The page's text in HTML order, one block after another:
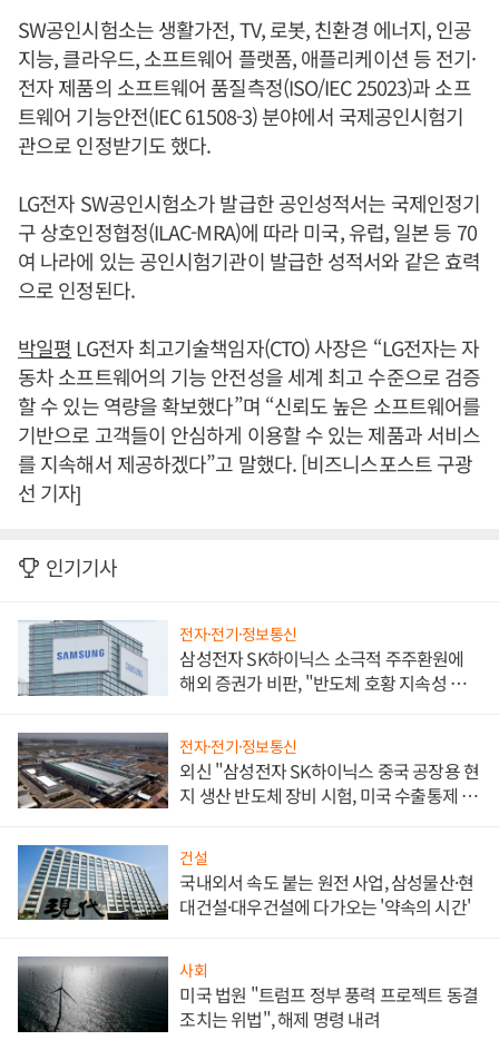
SW공인시험소는 생활가전, TV, 로봇, 친환경 에너지, 인공
지능, 클라우드, 소프트웨어 플랫폼, 애플리케이션 등 전기·
전자 제품의 소프트웨어 품질측정(ISO/IEC 25023)과 소프
트웨어 기능안전(IEC 61508-3) 분야에서 국제공인시험기
관으로 인정받기도 했다.
LG전자 SW공인시험소가 발급한 공인성적서는 국제인정기
구 상호인정협정(ILAC-MRA)에 따라 미국, 유럽, 일본 등 70
여 나라에 있는 공인시험기관이 발급한 성적서와 같은 효력
으로 인정된다.
박일평 LG전자 최고기술책임자(CTO) 사장은 “LG전자는 자
동차 소프트웨어의 기능 안전성을 세계 최고 수준으로 검증
할 수 있는 역량을 확보했다”며 “신뢰도 높은 소프트웨어를
기반으로 고객들이 안심하게 이용할 수 있는 제품과 서비스
를 지속해서 제공하겠다”고 말했다. [비즈니스포스트 구광
선 기자]
인기기사
전자·전기·정보통신
삼성전자 SK하이닉스 소극적 주주환원에
해외 증권가 비판, "반도체 호황 지속성 의
전자·전기·정보통신
외신 "삼성전자 SK하이닉스 중국 공장용 현
지 생산 반도체 장비 시험, 미국 수출통제 대
건설
국내외서 속도 붙는 원전 사업, 삼성물산·현
대건설·대우건설에 다가오는 '약속의 시간'
사회
미국 법원 "트럼프 정부 풍력 프로젝트 동결
조치는 위법", 해제 명령 내려